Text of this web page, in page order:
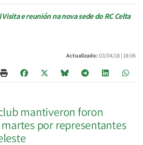
e reunión na nova sede do RC Celta
Actualizado: 03/04/18 | 18:06
mantiveron foron
por representantes